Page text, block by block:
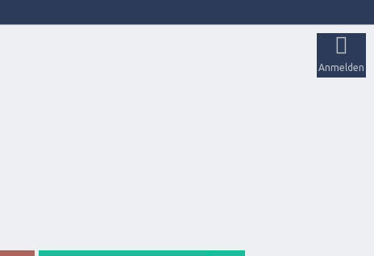
Anmelden